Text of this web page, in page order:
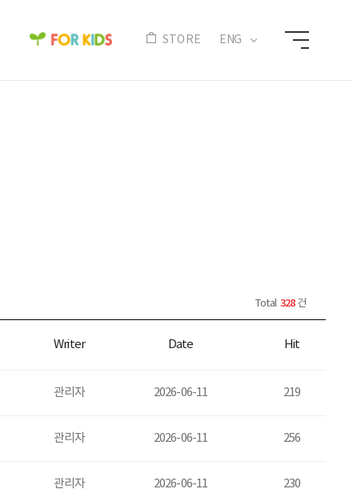
STORE ENG
Total 328 건
Writer Date Hit
관리자 2026-06-11 219
관리자 2026-06-11 256
관리자 2026-06-11 230